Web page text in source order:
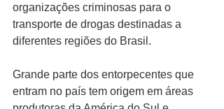
organizações criminosas para o
transporte de drogas destinadas a
diferentes regiões do Brasil.
Grande parte dos entorpecentes que
entram no país tem origem em áreas